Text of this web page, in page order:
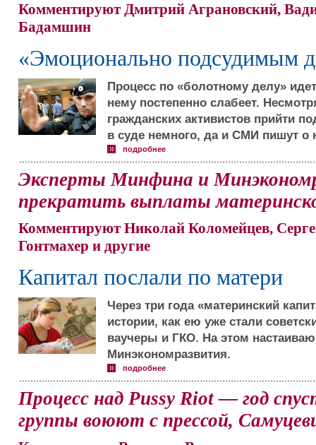
Комментируют Дмитрий Аграновский,
Бадамшин
«Эмоционально подсудимым
Процесс по «болотному делу»
нему постепенно слабеет.
гражданских активистов прийти
в суде немного, да и СМИ пишут о
подробнее
Эксперты Минфина и
прекратить выплаты
Комментируют Николай Коломейцев,
Гонтмахер и другие
Капитал послали по матери
Через три года «материнский
истории, как ею уже стали
ваучеры и ГКО. На этом
Минэкономразвития.
подробнее
Процесс над Pussy Riot — год
группы воюют с прессой,